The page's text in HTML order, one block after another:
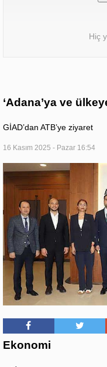
Hiç
‘Adana’ya ve
GİAD’dan ATB’ye ziyaret
16 Kasım 2025 - Pazar 16:54
Ekonomi